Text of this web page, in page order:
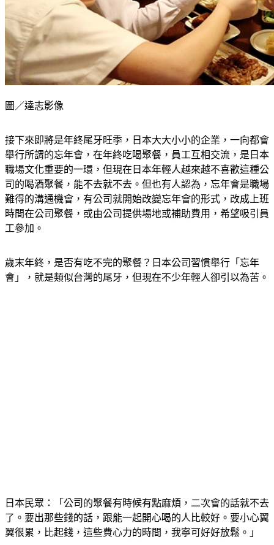
圖／達志影像
接下來即將是年終尾牙旺季，日本大大小小的企業，一向都會
舉行所謂的忘年會，在年終吃喝聚餐，員工互相交流，是日本
職場文化重要的一環，但現在日本年輕人越來越不喜歡這種公
司的喝酒聚餐，能不去就不去。但也有人認為，忘年會是職場
難得的溝通機會，有公司就開始改變忘年會的形式，改成上班
時間在公司聚餐，或由公司提供場地或補助費用，希望吸引員
工參加。
歲末年終，是否有吃不完的聚餐？日本公司習慣舉行「忘年
會」，就是類似台灣的尾牙，但現在不少年輕人卻引以為苦。
日本民眾：「公司的聚餐有時候有點麻煩，二次會的話就不去
了。要出那些錢的話，跟能一起開心喝的人比較好。要小心翼
翼很累，比起錢，這些費心力的時間，我寧可好好放鬆。」